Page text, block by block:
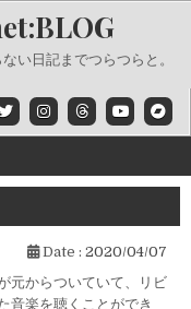
い日記までつらつらと。
Date : 2020/04/07
元からついていて、リビ
音楽を聴くことができ